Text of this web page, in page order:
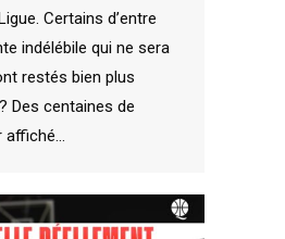
Certains d’entre
indélébile qui ne sera
restés bien plus
Des centaines de
affiché…